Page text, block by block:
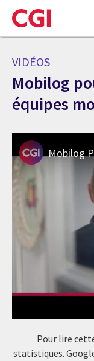
Skip
to
main
VIDÉOS
Mobilog
équipes
Mobilog
Pour lire
statistiques.